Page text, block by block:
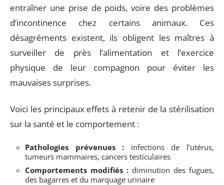
entraîner une prise de poids, voire des problèmes
d’incontinence chez certains animaux. Ces
désagréments existent, ils obligent les maîtres à
surveiller de près l’alimentation et l’exercice
physique de leur compagnon pour éviter les
mauvaises surprises.
Voici les principaux effets à retenir de la stérilisation
sur la santé et le comportement :
Pathologies prévenues : infections de l’utérus,
tumeurs mammaires, cancers testiculaires
Comportements modifiés : diminution des fugues,
des bagarres et du marquage urinaire